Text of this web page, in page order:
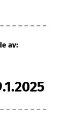
– – – – – – –
av:
– – – – – – –